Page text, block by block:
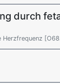
durch
Herzfrequenz